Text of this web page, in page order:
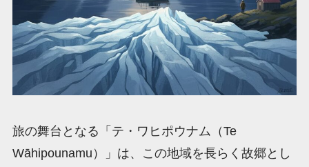
旅の舞台となる「テ・ワヒポウナム（Te
Wāhipounamu）」は、この地域を長らく故郷とし